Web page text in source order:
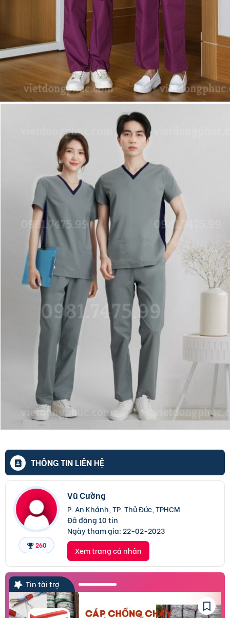
THÔNG TIN LIÊN HỆ
260
Vũ Cường
P. An Khánh, TP. Thủ Đức, TPHCM
Đã đăng 10 tin
Ngày tham gia: 22-02-2023
Xem trang cá nhân
Tin tài trợ